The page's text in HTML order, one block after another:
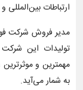
ارتباطات
مدیر فروش شرکت
تولیدات این
مهمترین و
به شمار می‌آید.